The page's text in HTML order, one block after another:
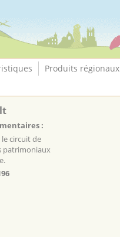
Produits régionaux
:
circuit de
patrimoniaux